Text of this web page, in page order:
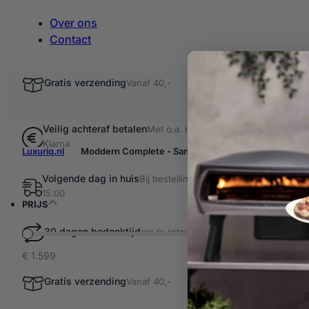
Over ons
Contact
Gratis verzendingVanaf 40,-
Veilig achteraf betalenMet o.a. iDEAL &
Klarna
Volgende dag in huisBij bestellingen voor
15:00
30 dagen bedenktijdom te retourneren
Gratis verzendingVanaf 40,-
Luxuriq.nl Moddern Complete - Sandy Stone
Filter resultaten
PRIJS
€ 1.599 1 product